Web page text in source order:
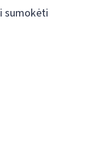
sumokėti